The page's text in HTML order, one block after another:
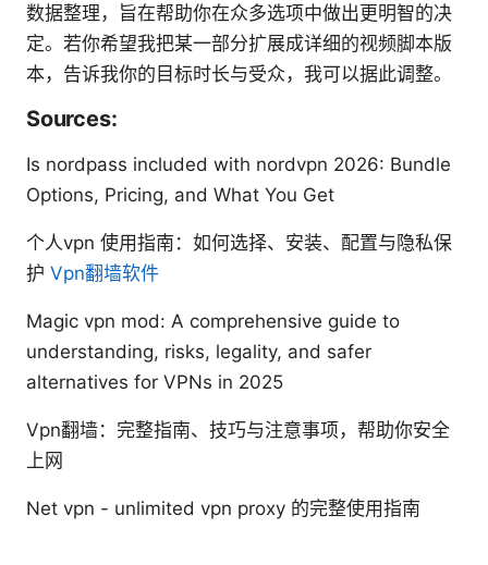
数据整理，旨在帮助你在众多选项中做出更明智的决
定。若你希望我把某一部分扩展成详细的视频脚本版
本，告诉我你的目标时长与受众，我可以据此调整。
Sources:
Is nordpass included with nordvpn 2026: Bundle
Options, Pricing, and What You Get
个人vpn 使用指南：如何选择、安装、配置与隐私保
护 Vpn翻墙软件
Magic vpn mod: A comprehensive guide to
understanding, risks, legality, and safer
alternatives for VPNs in 2025
Vpn翻墙：完整指南、技巧与注意事项，帮助你安全
上网
Net vpn - unlimited vpn proxy 的完整使用指南